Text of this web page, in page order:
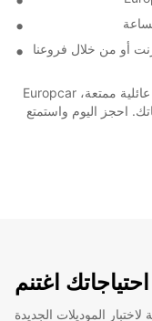
أو من خلال فروعنا
سواء كنت تخطط لرحلة عمل سريعة أو عطلة عائلية ممتعة، Europcar
احجز اليوم واستمتع
اغتنم
لاختبار الموديلات الجديدة